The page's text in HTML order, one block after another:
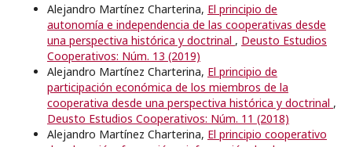
Alejandro Martínez Charterina, El principio de
autonomía e independencia de las cooperativas desde
una perspectiva histórica y doctrinal , Deusto Estudios
Cooperativos: Núm. 13 (2019)
Alejandro Martínez Charterina, El principio de
participación económica de los miembros de la
cooperativa desde una perspectiva histórica y doctrinal ,
Deusto Estudios Cooperativos: Núm. 11 (2018)
Alejandro Martínez Charterina, El principio cooperativo